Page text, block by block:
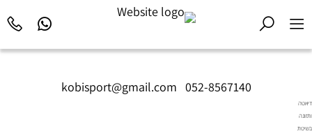
kobisport@gmail.com 052-8567140
דיאטה
ותזונה
בשיטת